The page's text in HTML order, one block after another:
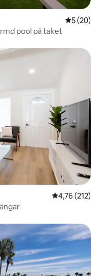
5 av 5 i
5 (20)
pool på taket
4,76 av 5 i
4,76 (212)